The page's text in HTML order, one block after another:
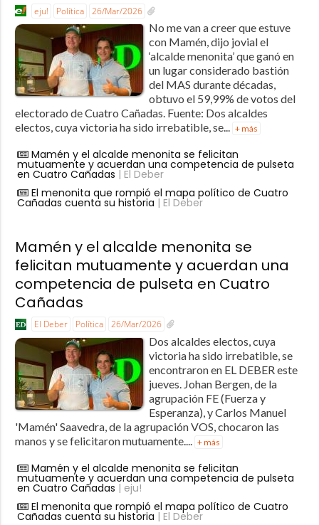
eju! Política 26/Mar/2026
No me van a creer que estuve
con Mamén, dijo jovial el
‘alcalde menonita’ que ganó en
un lugar considerado bastión
del MAS durante décadas,
obtuvo el 59,99% de votos del
electorado de Cuatro Cañadas. Fuente: Dos alcaldes
electos, cuya victoria ha sido irrebatible, se... + más
Mamén y el alcalde menonita se felicitan
mutuamente y acuerdan una competencia de pulseta
en Cuatro Cañadas | El Deber
El menonita que rompió el mapa político de Cuatro
Cañadas cuenta su historia | El Deber
Mamén y el alcalde menonita se
felicitan mutuamente y acuerdan una
competencia de pulseta en Cuatro
Cañadas
El Deber Política 26/Mar/2026
Dos alcaldes electos, cuya
victoria ha sido irrebatible, se
encontraron en EL DEBER este
jueves. Johan Bergen, de la
agrupación FE (Fuerza y
Esperanza), y Carlos Manuel
'Mamén' Saavedra, de la agrupación VOS, chocaron las
manos y se felicitaron mutuamente.... + más
Mamén y el alcalde menonita se felicitan
mutuamente y acuerdan una competencia de pulseta
en Cuatro Cañadas | eju!
El menonita que rompió el mapa político de Cuatro
Cañadas cuenta su historia | El Deber